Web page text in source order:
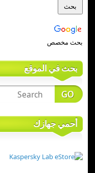
بحث مخصص
بحث في الموقع
أحمي جهازك